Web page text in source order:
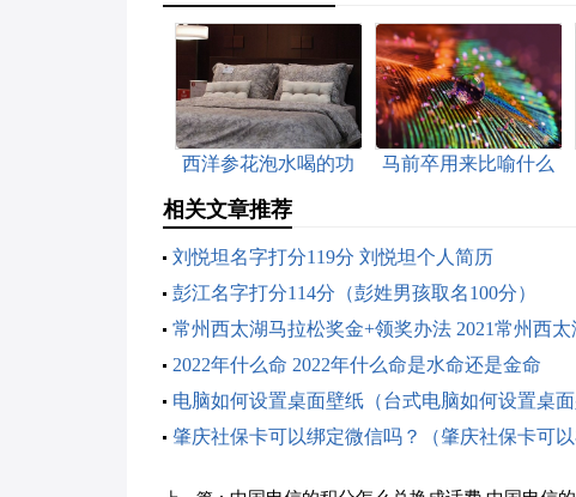
西洋参花泡水喝的功
功效与禁忌
马前卒用来比喻什么
相关文章推荐
刘悦坦名字打分119分 刘悦坦个人简历
彭江名字打分114分（彭姓男孩取名100分）
常州西太湖马拉松奖金+领奖办法 2021常州西太
马拉松奖金
2022年什么命 2022年什么命是水命还是金命
电脑如何设置桌面壁纸（台式电脑如何设置桌
纸）
肇庆社保卡可以绑定微信吗？（肇庆社保卡可